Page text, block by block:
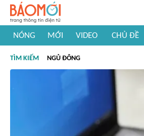
NÓNG MỚI VIDEO CHỦ ĐỀ
#Khám phá thế giới
TÌM KIẾM NGỦ ĐÔNG